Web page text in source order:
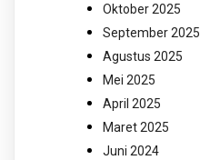
Oktober 2025
September 2025
Agustus 2025
Mei 2025
April 2025
Maret 2025
Juni 2024